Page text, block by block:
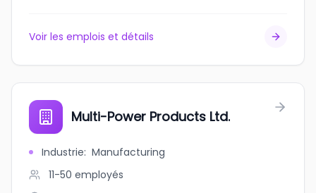
Voir les emplois et détails
Multi-Power Products Ltd.
Industrie: Manufacturing
11-50 employés